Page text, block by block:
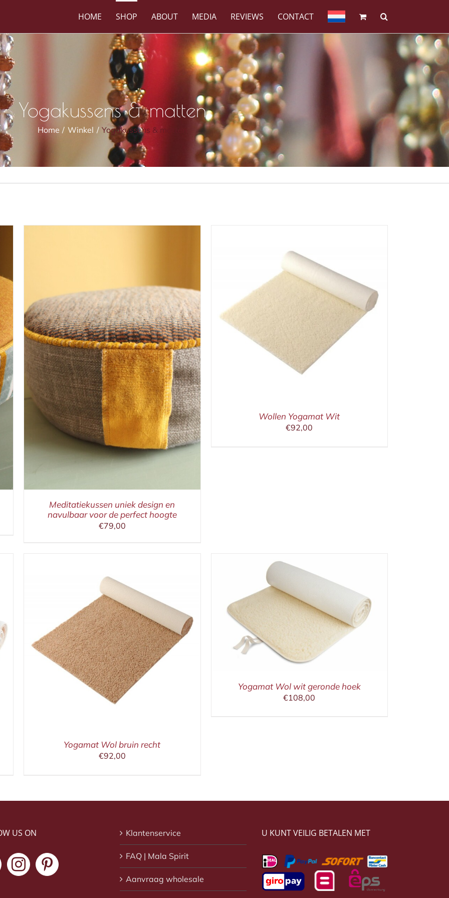
HOME SHOP ABOUT MEDIA REVIEWS CONTACT
Yogakussens & matten
Home Winkel Yogakussens & matten
Meditatiekussen uniek design en
navulbaar voor de perfect hoogte
€79,00
IN WINKELMAND / DETAILS
Wollen Yogamat Wit
€92,00
Yogamat Wol bruin recht
€92,00
IN WINKELMAND / DETAILS
Yogamat Wol wit geronde hoek
€108,00
US ON Klantenservice
FAQ | Mala Spirit
Aanvraag wholesale
U KUNT VEILIG BETALEN MET